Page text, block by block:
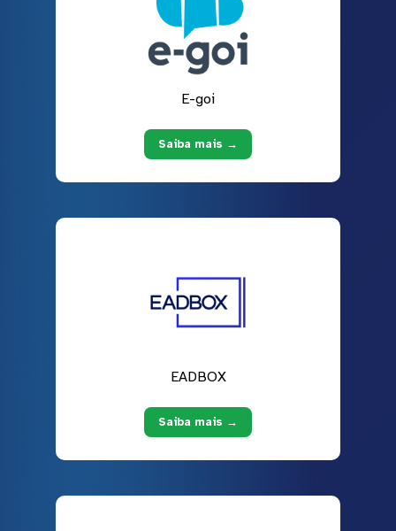
E-goi
Saiba mais →
EADBOX
Saiba mais →